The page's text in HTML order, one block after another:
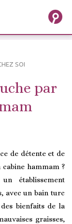
SOI
par
de détente et de
hammam ?
établissement
avec un bain turc
bienfaits de la
graisses,